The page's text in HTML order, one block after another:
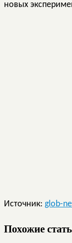
новых
Источник: glob-
Похожие